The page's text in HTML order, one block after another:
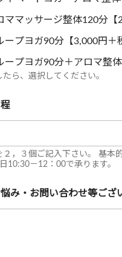
マッサージ整体120分【
プヨガ90分【3,000円＋
プヨガ90分＋アロマ整体
たら、選択してください。
２，３個ご記入下さい。 基本
10:30－12：00で承ります。
み・お問い合わせ等ござ